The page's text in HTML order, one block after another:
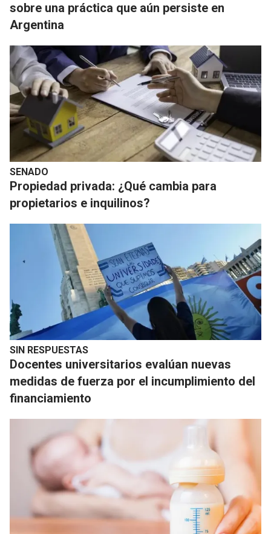
sobre una práctica que aún persiste en
Argentina
SENADO
Propiedad privada: ¿Qué cambia para
propietarios e inquilinos?
SIN RESPUESTAS
Docentes universitarios evalúan nuevas
medidas de fuerza por el incumplimiento del
financiamiento